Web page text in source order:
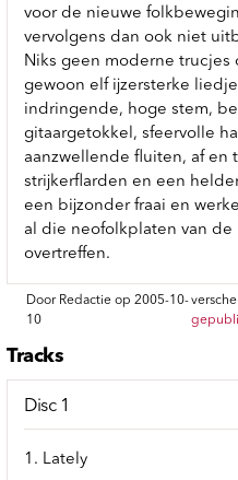
voor de nieuwe
vervolgens dan ook niet
Niks geen moderne trucjes
gewoon elf ijzersterke
indringende, hoge stem,
gitaargetokkel, sfeervolle
aanzwellende fluiten, af en
strijkerflarden en een
een bijzonder fraai en
al die neofolkplaten van de
overtreffen.
Door Redactie op 2005-10-
10
Tracks
Disc 1
1. Lately